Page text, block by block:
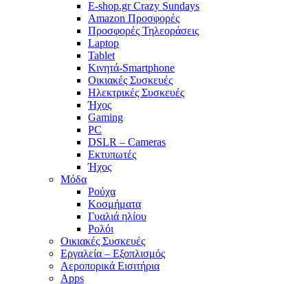
E-shop.gr Crazy Sundays
Amazon Προσφορές
Προσφορές Τηλεοράσεις
Laptop
Tablet
Κινητά-Smartphone
Οικιακές Συσκευές
Hλεκτρικές Συσκευές
Ήχος
Gaming
PC
DSLR – Cameras
Εκτυπωτές
Ήχος
Μόδα
Ρούχα
Κοσμήματα
Γυαλιά ηλίου
Ρολόι
Οικιακές Συσκευές
Εργαλεία – Εξοπλισμός
Αεροπορικά Εισιτήρια
Apps